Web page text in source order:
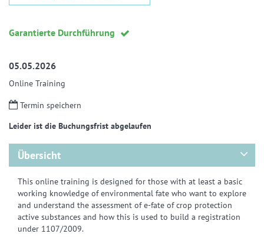
Garantierte Durchführung
05.05.2026
Online Training
Termin speichern
Leider ist die Buchungsfrist abgelaufen
Übersicht
This online training is designed for those with at least a basic
working knowledge of environmental fate who want to explore
and understand the assessment of e-fate of crop protection
active substances and how this is used to build a registration
under 1107/2009.